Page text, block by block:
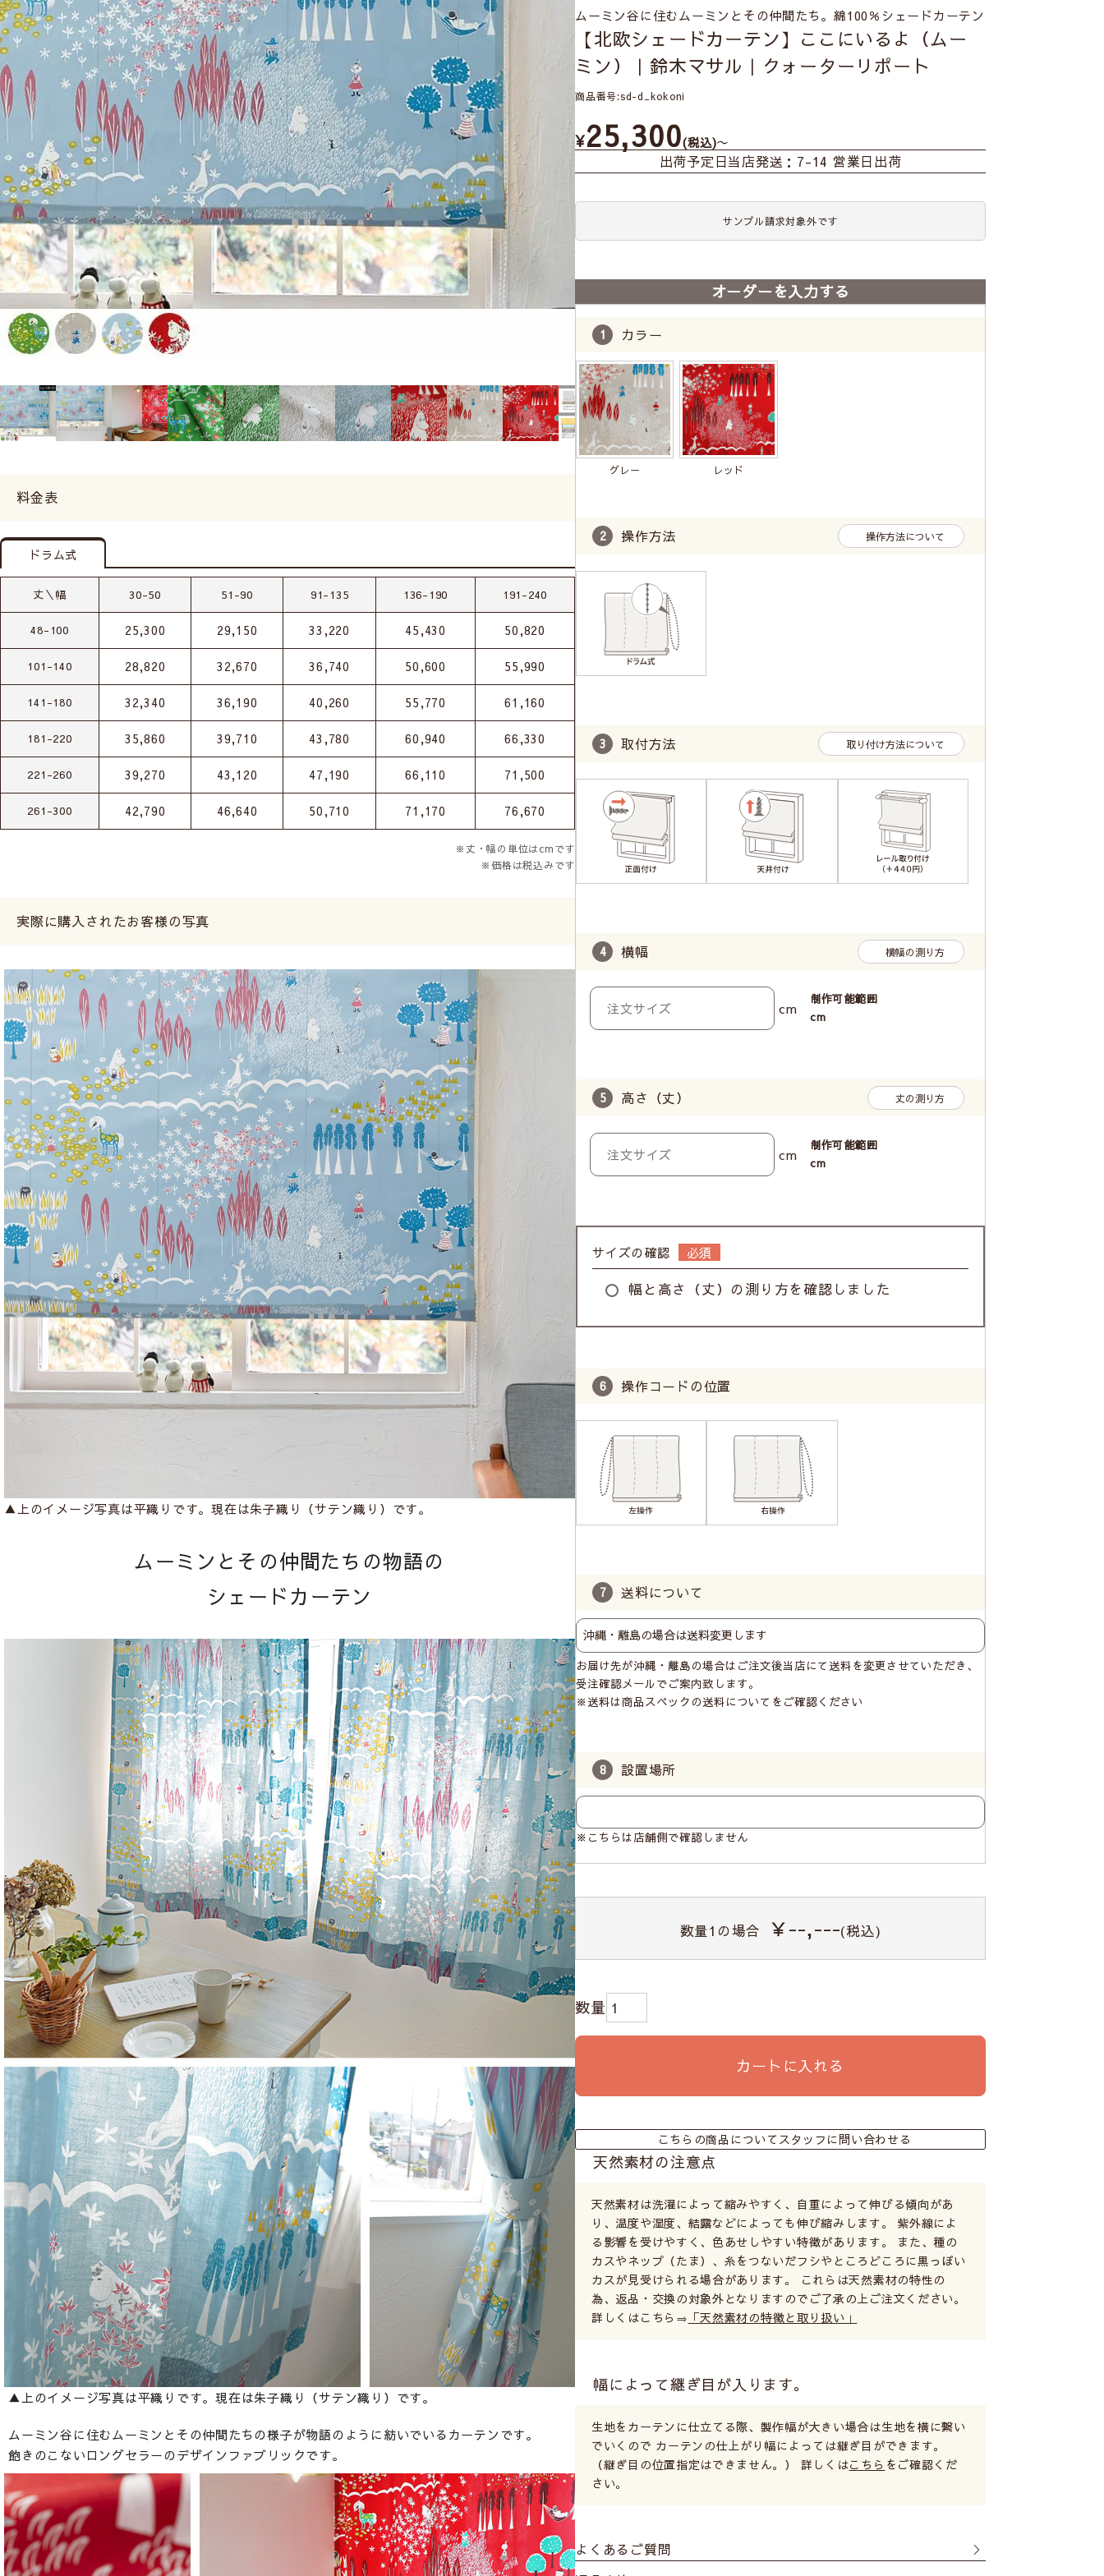
料金表
ドラム式
丈＼幅 30-50 51-90 91-135 136-190 191-240
48-100 25,300 29,150 33,220 45,430 50,820
101-140 28,820 32,670 36,740 50,600 55,990
141-180 32,340 36,190 40,260 55,770 61,160
181-220 35,860 39,710 43,780 60,940 66,330
221-260 39,270 43,120 47,190 66,110 71,500
261-300 42,790 46,640 50,710 71,170 76,670
※丈・幅の単位はcmです
※価格は税込みです
実際に購入されたお客様の写真
▲上のイメージ写真は平織りです。現在は朱子織り（サテン織り）です。
ムーミンとその仲間たちの物語の
シェードカーテン
▲上のイメージ写真は平織りです。現在は朱子織り（サテン織り）です。
ムーミン谷に住むムーミンとその仲間たちの様子が物語のように紡いでいるカーテンです。
飽きのこないロングセラーのデザインファブリックです。
ムーミン谷に住むムーミンとその仲間たち。綿100％シェードカーテン
【北欧シェードカーテン】ここにいるよ（ムー
ミン）｜鈴木マサル｜クォーターリポート
商品番号 sd-d_kokoni
¥25,300 税込 〜
出荷予定日当店発送：7-14 営業日出荷
サンプル請求対象外です
オーダーを入力する
カラー
グレー レッド
操作方法 操作方法について
取付方法 取り付け方法について
横幅 横幅の測り方
cm
制作可能範囲
cm
高さ（丈） 丈の測り方
cm
制作可能範囲
cm
サイズの確認
幅と高さ（丈）の測り方を確認しました
操作コードの位置
送料について
お届け先が沖縄・離島の場合はご注文後当店にて送料を変更させていただき、
受注確認メールでご案内致します。
※送料は商品スペックの送料についてをご確認ください
設置場所
※こちらは店舗側で確認しません
数量1 の場合 ￥--,---(税込)
カートに入れる
こちらの商品についてスタッフに問い合わせる
天然素材の注意点
天然素材は洗濯によって縮みやすく、自重によって伸びる傾向があ
り、温度や湿度、結露などによっても伸び縮みします。 紫外線によ
る影響を受けやすく、色あせしやすい特徴があります。 また、種の
カスやネップ（たま）、糸をつないだフシやところどころに黒っぽい
カスが見受けられる場合があります。 これらは天然素材の特性の
為、返品・交換の対象外となりますのでご了承の上ご注文ください。
詳しくはこちら⇒ 「天然素材の特徴と取り扱い」
幅によって継ぎ目が入ります。
生地をカーテンに仕立てる際、製作幅が大きい場合は生地を横に繋い
でいくので カーテンの仕上がり幅によっては継ぎ目ができます。
（継ぎ目の位置指定はできません。） 詳しくはこちら をご確認くだ
さい。
よくあるご質問